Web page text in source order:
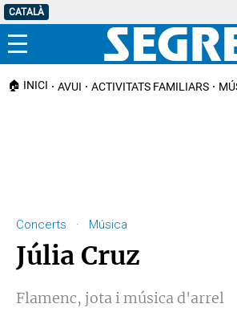
CATALÀ
Menú
🏠 INICI AVUI ACTIVITATS FAMILIARS
Concerts · Música
Júlia Cruz
Flamenc, jota i música d'arrel